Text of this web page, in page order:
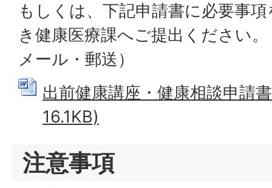
もしくは、下記申請書に必要事
き健康医療課へご提出ください
メール・郵送）
出前健康講座・健康相談申請
16.1KB)
注意事項